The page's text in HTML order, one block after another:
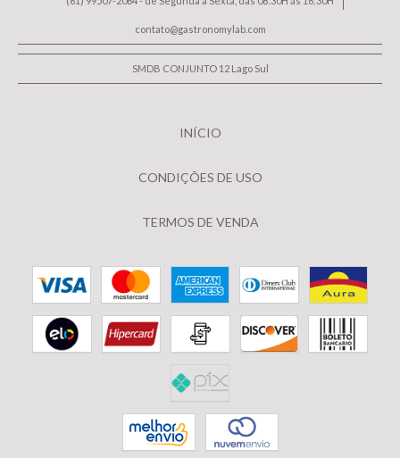
contato@gastronomylab.com
SMDB CONJUNTO 12 Lago Sul
INÍCIO
CONDIÇÕES DE USO
TERMOS DE VENDA